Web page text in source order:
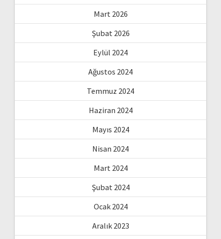
Mart 2026
Şubat 2026
Eylül 2024
Ağustos 2024
Temmuz 2024
Haziran 2024
Mayıs 2024
Nisan 2024
Mart 2024
Şubat 2024
Ocak 2024
Aralık 2023